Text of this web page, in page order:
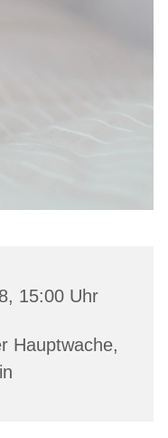
15:00 Uhr
Hauptwache,